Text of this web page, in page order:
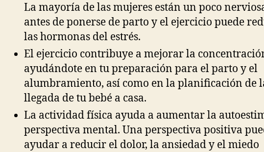
La mayoría de las mujeres están un poco
antes de ponerse de parto y el ejercicio puede
las hormonas del estrés.
El ejercicio contribuye a mejorar la
ayudándote en tu preparación para el parto y el
alumbramiento, así como en la planificación de
llegada de tu bebé a casa.
La actividad física ayuda a aumentar la
perspectiva mental. Una perspectiva positiva
ayudar a reducir el dolor, la ansiedad y el miedo